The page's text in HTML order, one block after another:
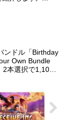
ンドル「Birthday
Own Bundle
本選択で1,105